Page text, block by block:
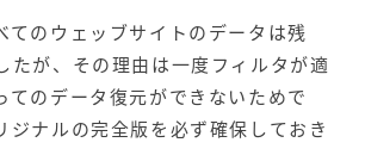
てのウェッブサイトのデータは残
たが、その理由は一度フィルタが適
てのデータ復元ができないためで
ジナルの完全版を必ず確保しておき